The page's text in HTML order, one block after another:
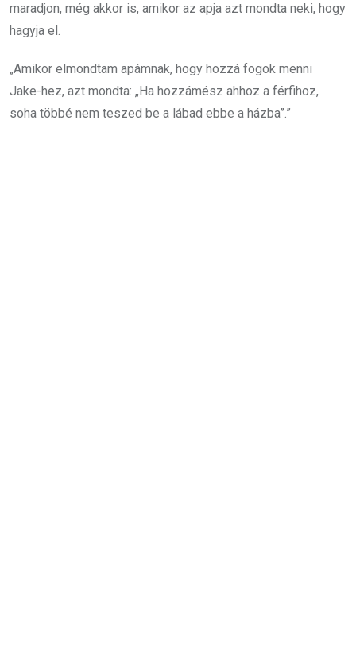
maradjon, még akkor is, amikor az apja azt mondta neki, hogy
hagyja el.
„Amikor elmondtam apámnak, hogy hozzá fogok menni
Jake-hez, azt mondta: „Ha hozzámész ahhoz a férfihoz,
soha többé nem teszed be a lábad ebbe a házba”.”